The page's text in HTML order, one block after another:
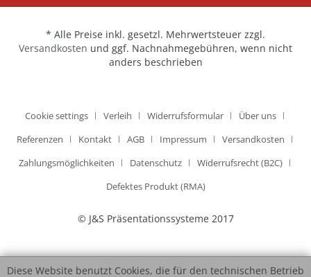
* Alle Preise inkl. gesetzl. Mehrwertsteuer zzgl.
Versandkosten und ggf. Nachnahmegebühren, wenn nicht
anders beschrieben
Cookie settings Verleih Widerrufsformular
Über uns
Referenzen
Kontakt AGB Impressum
Versandkosten
Zahlungsmöglichkeiten
Datenschutz
Widerrufsrecht (B2C)
Defektes Produkt (RMA)
© J&S Präsentationssysteme 2017
Diese Website benutzt Cookies, die für den technischen Betrieb